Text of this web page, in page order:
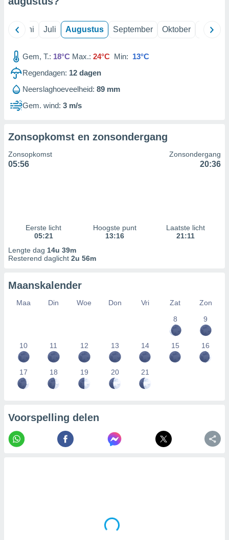
Juni Juli Augustus September Oktober
Gem, T.: 18°C Max.: 24°C Min: 13°C
Regendagen: 12 dagen
Neerslaghoeveelheid: 89 mm
Gem. wind: 3 m/s
Zonsopkomst en zonsondergang
Zonsopkomst
05:56
Zonsondergang
20:36
Eerste licht
05:21
Hoogste punt
13:16
Laatste licht
21:11
Lengte dag 14u 39m
Resterend daglicht 2u 56m
Maanskalender
Maa Din Woe Don Vri Zat
Zon
8
9
10 11 12 13 14 15 16
17 18 19 20 21
Voorspelling delen